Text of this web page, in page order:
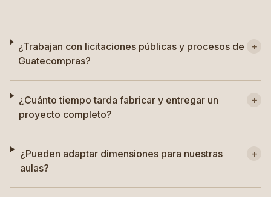
¿Trabajan con licitaciones públicas y procesos de
Guatecompras?
+
¿Cuánto tiempo tarda fabricar y entregar un
proyecto completo?
+
¿Pueden adaptar dimensiones para nuestras
aulas?
+